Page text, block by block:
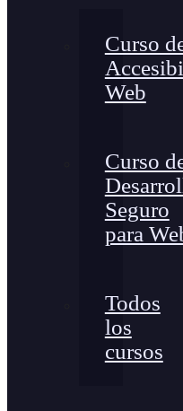
Curso
Web
Curso
Seguro
para
Todos
los
cursos